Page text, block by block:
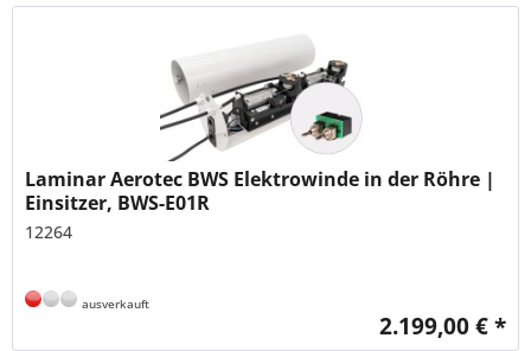
Laminar Aerotec BWS Elektrowinde in der Röhre |
Einsitzer, BWS-E01R
12264
ausverkauft
2.199,00 € *